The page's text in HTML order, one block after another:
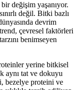
değişim yaşanıyor.
değil. Bitki bazlı
devrim
çevresel faktörleri
benimseyen
yerine bitkisel
aynı tat ve dokuyu
bezelye proteini ve